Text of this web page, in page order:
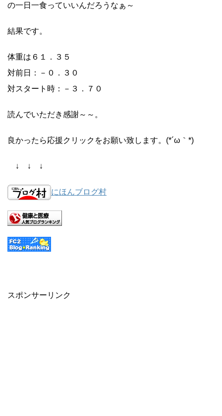
の一日一食っていいんだろうなぁ～
結果です。
体重は６１．３５
対前日：－０．３０
対スタート時：－３．７０
読んでいただき感謝～～。
良かったら応援クリックをお願い致します。(*´ω｀*)
↓ ↓ ↓
にほんブログ村
スポンサーリンク